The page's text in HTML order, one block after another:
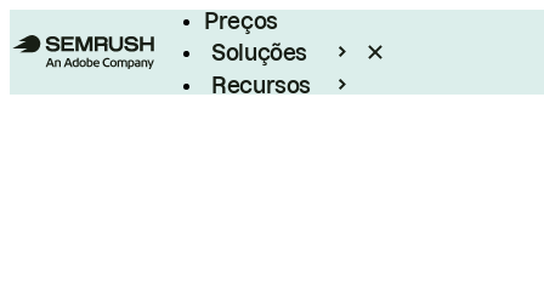
Preços
Soluções
Recursos